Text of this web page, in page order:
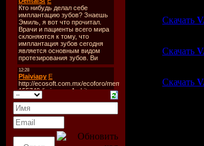
Скачать
Скачать
Скачать